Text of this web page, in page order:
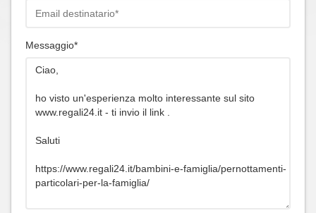
Messaggio*